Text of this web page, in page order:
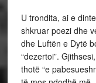
U trondita, ai e
shkruar poezi dhe
dhe Luftën e Dytë
“dezertoi”.
thotë “e